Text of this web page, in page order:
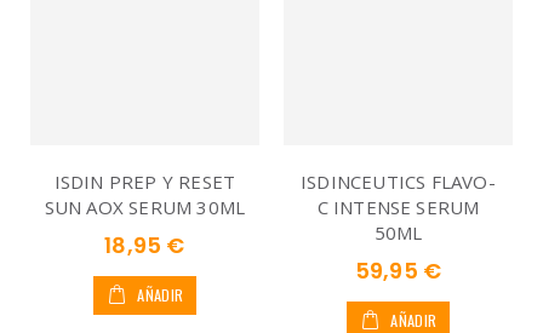
ISDIN PREP Y RESET
SUN AOX SERUM 30ML
18,95 €
AÑADIR
ISDINCEUTICS FLAVO-
C INTENSE SERUM
50ML
59,95 €
AÑADIR